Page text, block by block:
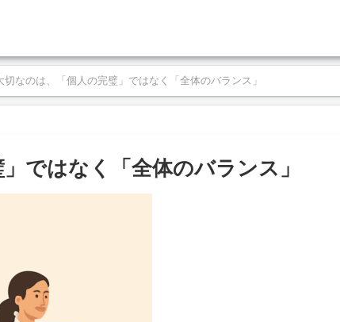
なのは、「個人の完璧」ではなく「全体のバランス」
ではなく「全体のバランス」